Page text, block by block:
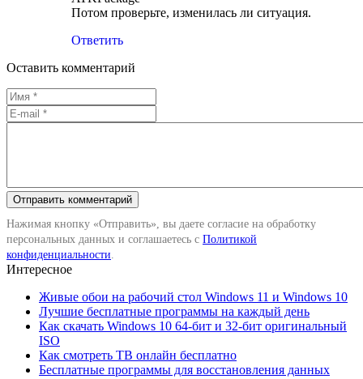
Потом проверьте, изменилась ли ситуация.
Ответить
Оставить комментарий
Нажимая кнопку «Отправить», вы даете согласие на обработку
персональных данных и соглашаетесь с Политикой
конфиденциальности.
Интересное
Живые обои на рабочий стол Windows 11 и Windows 10
Лучшие бесплатные программы на каждый день
Как скачать Windows 10 64-бит и 32-бит оригинальный
ISO
Как смотреть ТВ онлайн бесплатно
Бесплатные программы для восстановления данных